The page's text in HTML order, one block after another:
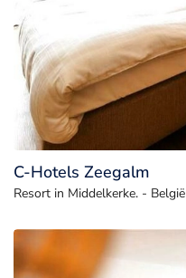
C-Hotels Zeegalm
Resort in Middelkerke. - België